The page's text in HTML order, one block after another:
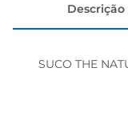
Descrição
SUCO THE